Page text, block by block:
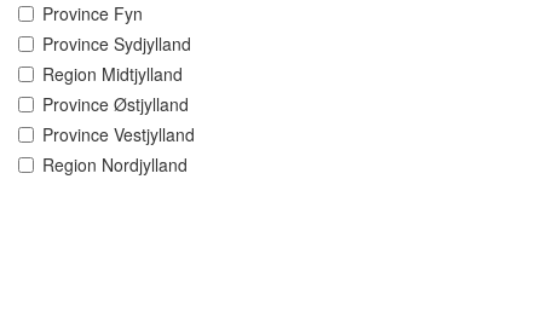
Province Fyn
Province Sydjylland
Region Midtjylland
Province Østjylland
Province Vestjylland
Region Nordjylland